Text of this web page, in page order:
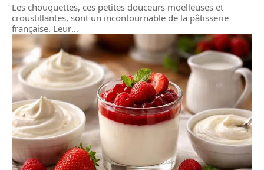
Les chouquettes, ces petites douceurs moelleuses et
croustillantes, sont un incontournable de la pâtisserie
française. Leur…